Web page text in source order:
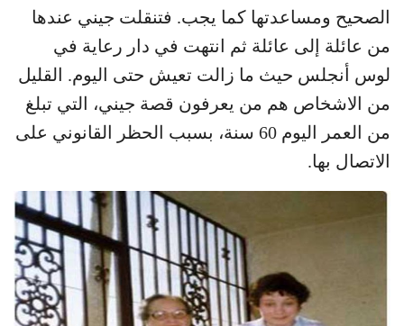
الصحيح ومساعدتها كما يجب. فتنقلت جيني عندها
من عائلة إلى عائلة ثم انتهت في دار رعاية في
لوس أنجلس حيث ما زالت تعيش حتى اليوم. القليل
من الاشخاص هم من يعرفون قصة جيني، التي تبلغ
من العمر اليوم 60 سنة، بسبب الحظر القانوني على
الاتصال بها.